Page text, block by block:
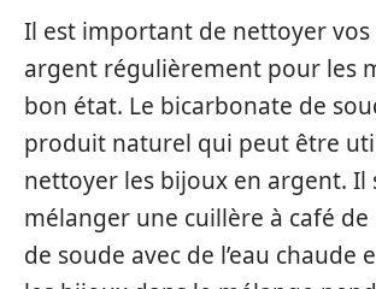
Il est important de nettoyer
argent régulièrement pour les
bon état. Le bicarbonate de
produit naturel qui peut être
nettoyer les bijoux en argent. Il
mélanger une cuillère à café
de soude avec de l’eau chaude